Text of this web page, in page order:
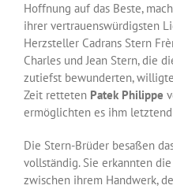
Hoffnung auf das Beste,
ihrer vertrauenswürdigsten
Herzsteller Cadrans Stern
Charles und Jean Stern, die
zutiefst bewunderten,
Zeit retteten Patek Philippe
ermöglichten es ihm
Die Stern-Brüder besaßen
vollständig. Sie erkannten
zwischen ihrem Handwerk,